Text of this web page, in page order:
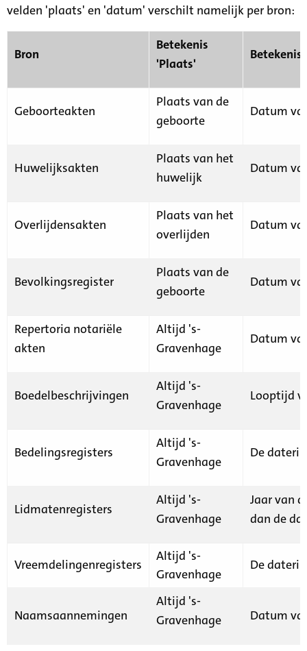
velden 'plaats' en 'datum' verschilt namelijk per bron:
Bron
Betekenis
'Plaats'
Geboorteakten
Plaats van de
geboorte
Datum
Huwelijksakten
Plaats van het
huwelijk
Datum
Overlijdensakten
Plaats van het
overlijden
Datum
Bevolkingsregister
Plaats van de
geboorte
Datum
Repertoria notariële
akten
Altijd 's-
Gravenhage
Datum
Boedelbeschrijvingen
Altijd 's-
Gravenhage
Looptijd
Bedelingsregisters
Altijd 's-
Gravenhage
De
Lidmatenregisters
Altijd 's-
Gravenhage
Jaar van
dan de
Vreemdelingenregisters
Altijd 's-
Gravenhage
De
Naamsaannemingen
Altijd 's-
Gravenhage
Datum